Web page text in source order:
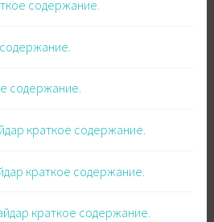
содержание.
содержание.
краткое содержание.
краткое содержание.
краткое содержание.